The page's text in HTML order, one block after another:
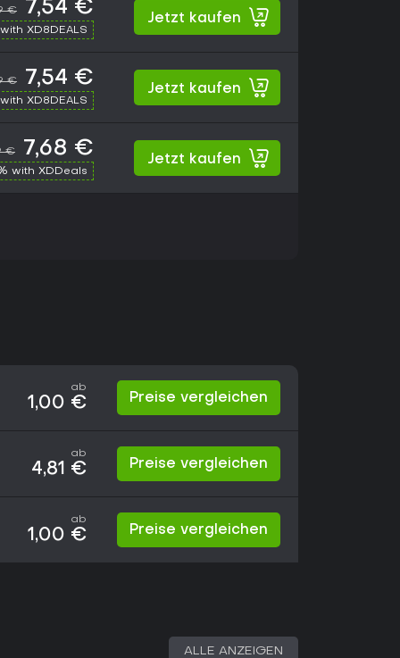
€ 7,54 €
XD8DEALS
Jetzt kaufen
€ 7,54 €
XD8DEALS
Jetzt kaufen
€ 7,68 €
with XDDeals
Jetzt kaufen
ab
1,00 € Preise vergleichen
ab
4,81 € Preise vergleichen
ab
1,00 € Preise vergleichen
ALLE ANZEIGEN